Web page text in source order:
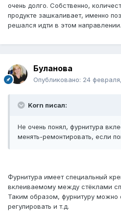
очень долго. Собственно,
продукте зашкаливает, именно
решался идти в этом направлении.
Буланова
Опубликовано: 24
Korn писал:
Не очень понял, фурнитура
менять-ремонтировать, если
Фурнитура имеет специальный
вклеиваемому между стёклами
Таким образом, фурнитуру можно
регулировать и т.д.